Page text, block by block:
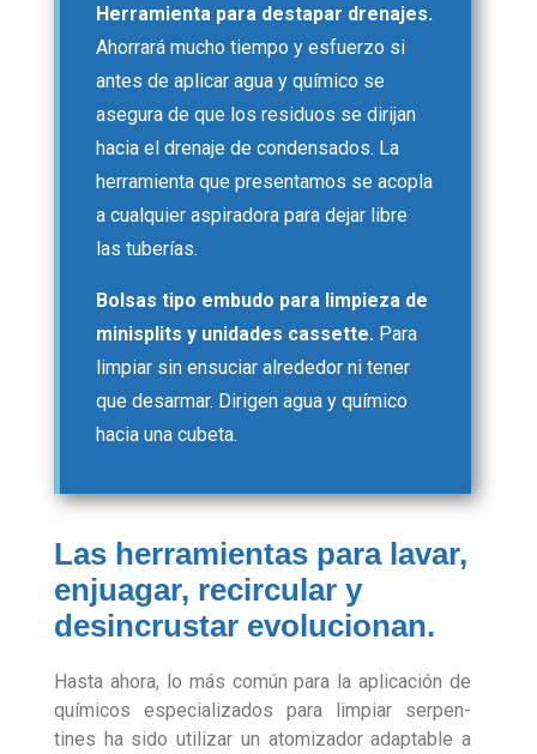
Herramienta para destapar drenajes.
Ahorrará mucho tiempo y esfuerzo si
antes de aplicar agua y químico se
asegura de que los residuos se dirijan
hacia el drenaje de condensados. La
herramienta que presentamos se acopla
a cualquier aspiradora para dejar libre
las tuberías.
Bolsas tipo embudo para limpieza de
minisplits y unidades cassette. Para
limpiar sin ensuciar alrededor ni tener
que desarmar. Dirigen agua y químico
hacia una cubeta.
Las herramientas para lavar,
enjuagar, recircular y
desincrustar evolucionan.
Hasta ahora, lo más común para la aplicación de
químicos especializados para limpiar serpen­
tines ha sido utilizar un atomizador adaptable a